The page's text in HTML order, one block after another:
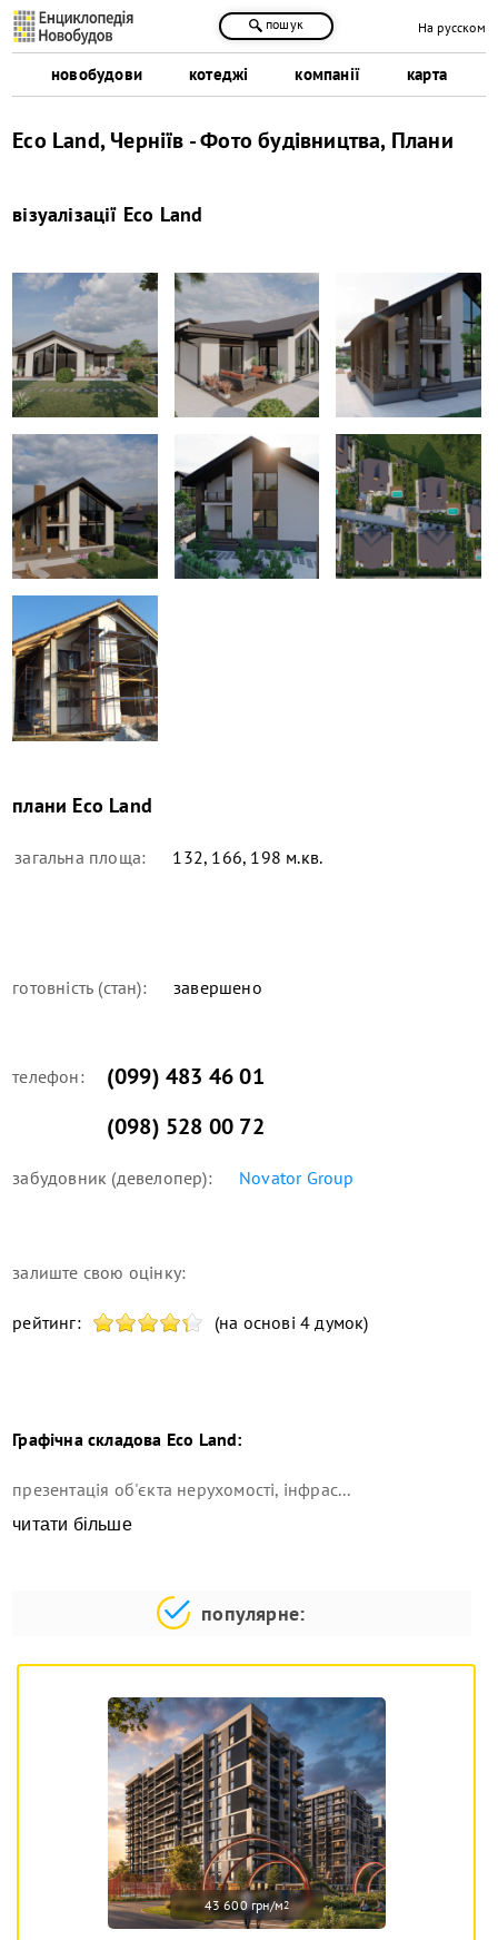
новобудови котеджі компанії карта
пошук На русском
Eco Land, Черніїв - Фото будівництва, Плани
візуалізації Eco Land
плани Eco Land
загальна площа: 132, 166, 198 м.кв.
готовність (стан): завершено
телефон:
(099) 483 46 01
(098) 528 00 72
забудовник (девелопер): Novator Group
залиште свою оцінку:
рейтинг: (на основі 4 думок)
Графічна складова Eco Land:
презентація об'єкта нерухомості, інфрас...
читати більше
популярне:
43 600 грн/м2